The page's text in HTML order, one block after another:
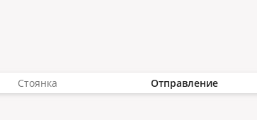
Стоянка Отправление